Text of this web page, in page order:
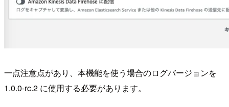
一点注意点があり、本機能を使う場合のログバージョンを
1.0.0-rc.2 に使用する必要があります。